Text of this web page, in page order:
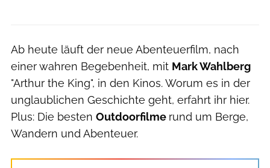
Ab heute läuft der neue Abenteuerfilm, nach
einer wahren Begebenheit, mit Mark Wahlberg
"Arthur the King", in den Kinos. Worum es in der
unglaublichen Geschichte geht, erfahrt ihr hier.
Plus: Die besten Outdoorfilme rund um Berge,
Wandern und Abenteuer.